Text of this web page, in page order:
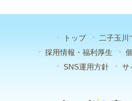
トップ
二子玉川
採用情報・福利厚生
SNS運用方針
サ